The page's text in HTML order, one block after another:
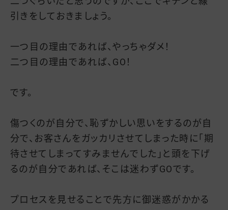
引きをしておきましょう。
一つ目の理由であれば、やっちゃダメ！
二つ目の理由であれば、GO！
です。
傷つくのが自分で、恥ずかしい思いをするのが自
分で、お客さんをガッカリさせてしまった時に「期
待させてしまってすみませんでした」と頭を下げ
るのが自分であれば、そこは迷わずGOです。
プロセスを見せることで先方に御迷惑がかかる